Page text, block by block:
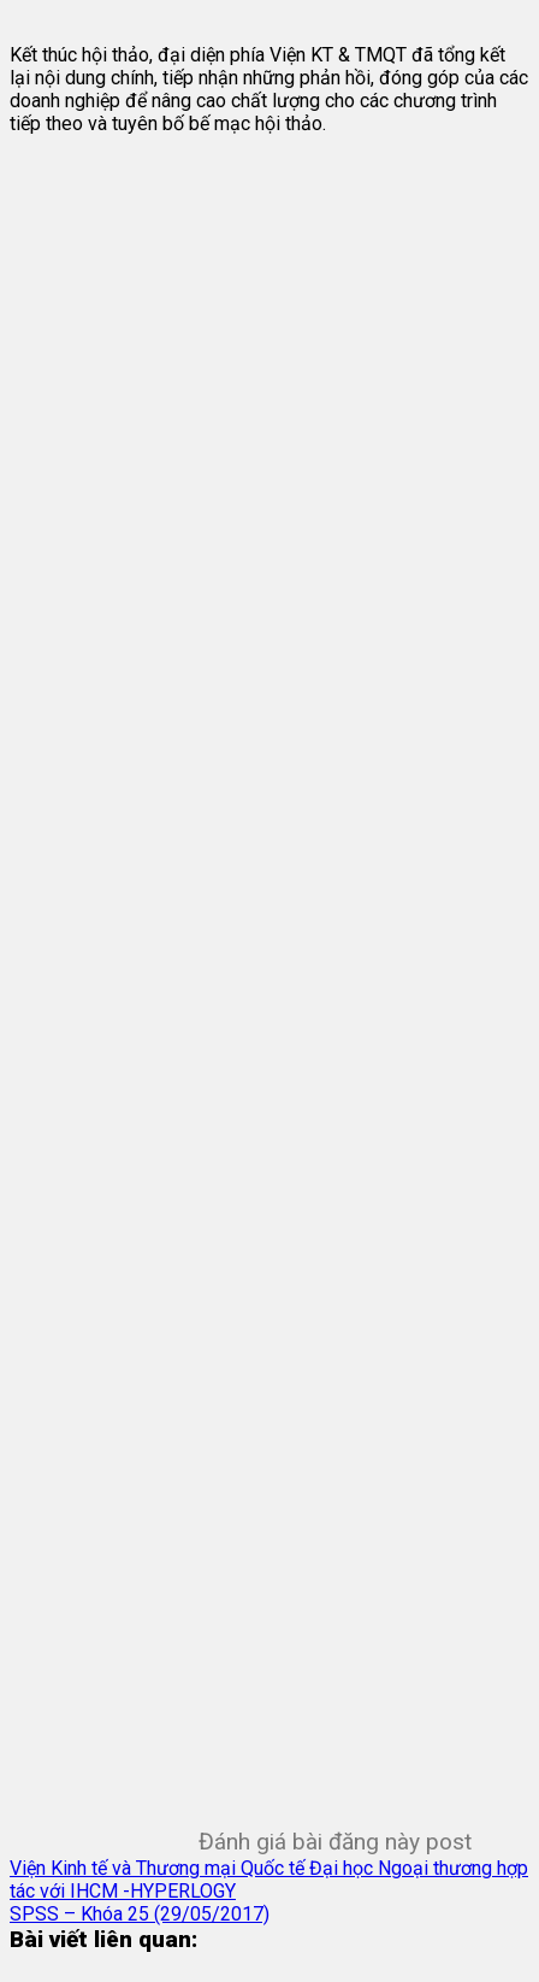
Kết thúc hội thảo, đại diện phía Viện KT & TMQT đã tổng kết
lại nội dung chính, tiếp nhận những phản hồi, đóng góp của các
doanh nghiệp để nâng cao chất lượng cho các chương trình
tiếp theo và tuyên bố bế mạc hội thảo.
Đánh giá bài đăng này post
Viện Kinh tế và Thương mại Quốc tế Đại học Ngoại thương hợp
tác với IHCM -HYPERLOGY
SPSS – Khóa 25 (29/05/2017)
Bài viết liên quan: